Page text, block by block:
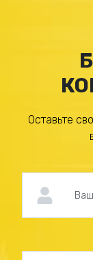
Оставьте